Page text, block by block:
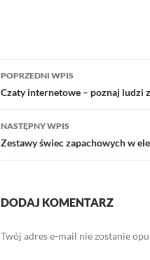
Nawigacja
wpisu
POPRZEDNI WPIS
Czaty internetowe – poznaj ludzi
NASTĘPNY WPIS
Zestawy świec zapachowych w
DODAJ KOMENTARZ
Twój adres e-mail nie zostanie